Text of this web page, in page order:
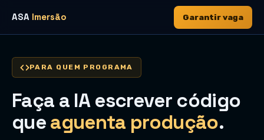
ASA Imersão Garantir vaga
PARA QUEM PROGRAMA
Faça a IA escrever código
queaguenta produção.